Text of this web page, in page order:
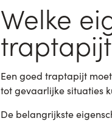
Welke
Een goed traptapijt
tot gevaarlijke situaties
De belangrijkste